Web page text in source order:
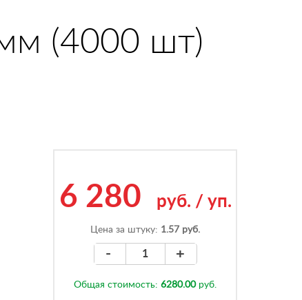
(4000 шт)
6 280 руб. / уп.
Цена за штуку: 1.57 руб.
- +
Общая стоимость:6280.00руб.